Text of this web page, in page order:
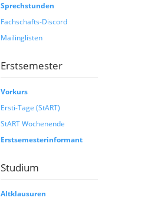
Sprechstunden
Fachschafts-Discord
Mailinglisten
Erstsemester
Vorkurs
Ersti-Tage (StART)
StART Wochenende
Erstsemesterinformant
Studium
Altklausuren